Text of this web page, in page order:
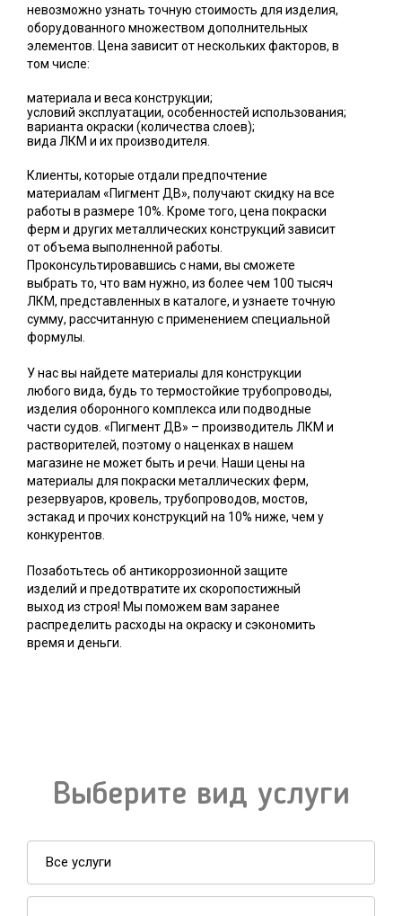
невозможно узнать точную стоимость для изделия,
оборудованного множеством дополнительных
элементов. Цена зависит от нескольких факторов, в
том числе:
материала и веса конструкции;
условий эксплуатации, особенностей использования;
варианта окраски (количества слоев);
вида ЛКМ и их производителя.
Клиенты, которые отдали предпочтение
материалам «Пигмент ДВ», получают скидку на все
работы в размере 10%. Кроме того, цена покраски
ферм и других металлических конструкций зависит
от объема выполненной работы.
Проконсультировавшись с нами, вы сможете
выбрать то, что вам нужно, из более чем 100 тысяч
ЛКМ, представленных в каталоге, и узнаете точную
сумму, рассчитанную с применением специальной
формулы.
У нас вы найдете материалы для конструкции
любого вида, будь то термостойкие трубопроводы,
изделия оборонного комплекса или подводные
части судов. «Пигмент ДВ» – производитель ЛКМ и
растворителей, поэтому о наценках в нашем
магазине не может быть и речи. Наши цены на
материалы для покраски металлических ферм,
резервуаров, кровель, трубопроводов, мостов,
эстакад и прочих конструкций на 10% ниже, чем у
конкурентов.
Позаботьтесь об антикоррозионной защите
изделий и предотвратите их скоропостижный
выход из строя! Мы поможем вам заранее
распределить расходы на окраску и сэкономить
время и деньги.
Выберите вид услуги
Все услуги